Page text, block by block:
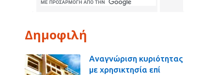
Δημοφιλή
Αναγνώριση κυριότητας
με χρησικτησία επί